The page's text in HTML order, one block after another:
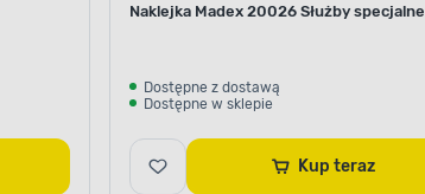
Naklejka Madex 20026 Służby specjalne
Dostępne z dostawą
Dostępne w sklepie
Kup teraz